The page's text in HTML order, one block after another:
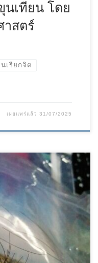
นเทียน โดย
าสตร์
เรียกจิต
เผยแพร่แล้ว31/07/2025